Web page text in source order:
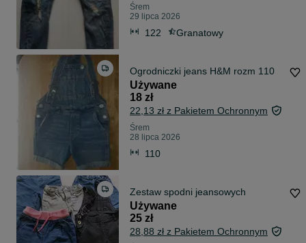
Śrem
29 lipca 2026
122 Granatowy
Ogrodniczki jeans H&M rozm 110
Używane
18 zł
22,13 zł z Pakietem Ochronnym
Śrem
28 lipca 2026
110
Zestaw spodni jeansowych
Używane
25 zł
28,88 zł z Pakietem Ochronnym